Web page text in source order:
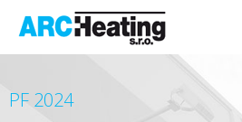
PF 2024